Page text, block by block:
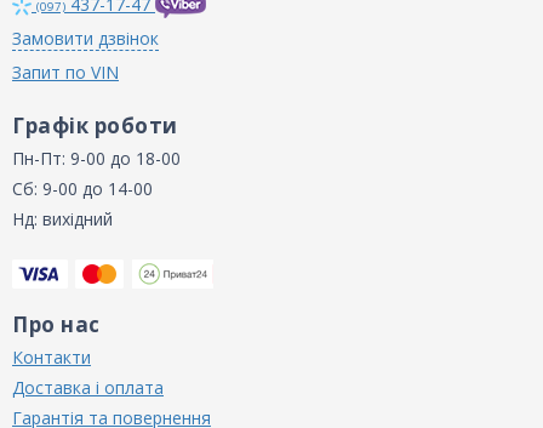
(097)
Замовити дзвінок
Запит по VIN
Графік роботи
Пн-Пт: 9-00 до 18-00
Сб: 9-00 до 14-00
Нд: вихідний
Про нас
Контакти
Доставка і оплата
Гарантія та повернення